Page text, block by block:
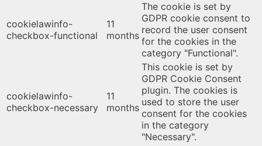
cookielawinfo-
checkbox-functional
11
months
The cookie is set by
GDPR cookie consent to
record the user consent
for the cookies in the
category "Functional".
cookielawinfo-
checkbox-necessary
11
months
This cookie is set by
GDPR Cookie Consent
plugin. The cookies is
used to store the user
consent for the cookies
in the category
"Necessary".